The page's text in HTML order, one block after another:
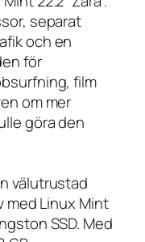
separat
och en
för
film
om mer
göra den
välutrustad
med Linux Mint
SSD. Med